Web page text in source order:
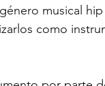
musical
como